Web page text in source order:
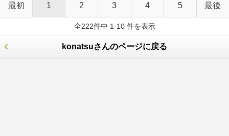
最初 1 2 3 4 5 最後
全222件中 1-10 件を表示
konatsuさんのページに戻る